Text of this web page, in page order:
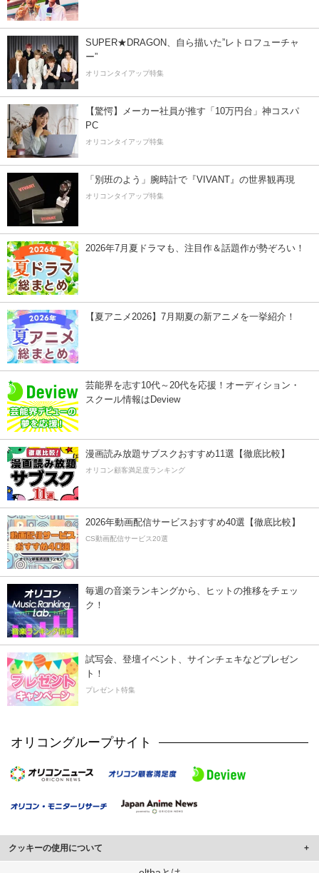
SUPER★DRAGON、自ら描いた”レトロフューチャ
ー”
オリコンタイアップ特集
【驚愕】メーカー社員が推す「10万円台」神コスパ
PC
オリコンタイアップ特集
「別班のよう」腕時計で『VIVANT』の世界観再現
オリコンタイアップ特集
2026年7月夏ドラマも、注目作＆話題作が勢ぞろい！
【夏アニメ2026】7月期夏の新アニメを一挙紹介！
芸能界を志す10代～20代を応援！オーディション・
スクール情報はDeview
漫画読み放題サブスクおすすめ11選【徹底比較】
オリコン顧客満足度ランキング
2026年動画配信サービスおすすめ40選【徹底比較】
CS動画配信サービス20選
毎週の音楽ランキングから、ヒットの推移をチェッ
ク！
試写会、登壇イベント、サインチェキなどプレゼン
ト！
プレゼント特集
オリコングループサイト
クッキーの使用について